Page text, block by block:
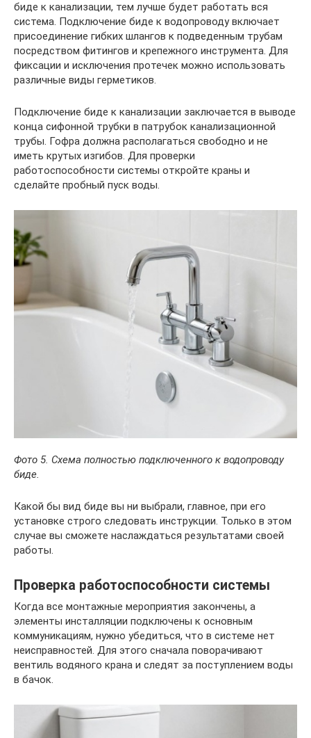
биде к канализации, тем лучше будет работать вся
система. Подключение биде к водопроводу включает
присоединение гибких шлангов к подведенным трубам
посредством фитингов и крепежного инструмента. Для
фиксации и исключения протечек можно использовать
различные виды герметиков.
Подключение биде к канализации заключается в выводе
конца сифонной трубки в патрубок канализационной
трубы. Гофра должна располагаться свободно и не
иметь крутых изгибов. Для проверки
работоспособности системы откройте краны и
сделайте пробный пуск воды.
Фото 5. Схема полностью подключенного к водопроводу
биде.
Какой бы вид биде вы ни выбрали, главное, при его
установке строго следовать инструкции. Только в этом
случае вы сможете наслаждаться результатами своей
работы.
Проверка работоспособности системы
Когда все монтажные мероприятия закончены, а
элементы инсталляции подключены к основным
коммуникациям, нужно убедиться, что в системе нет
неисправностей. Для этого сначала поворачивают
вентиль водяного крана и следят за поступлением воды
в бачок.